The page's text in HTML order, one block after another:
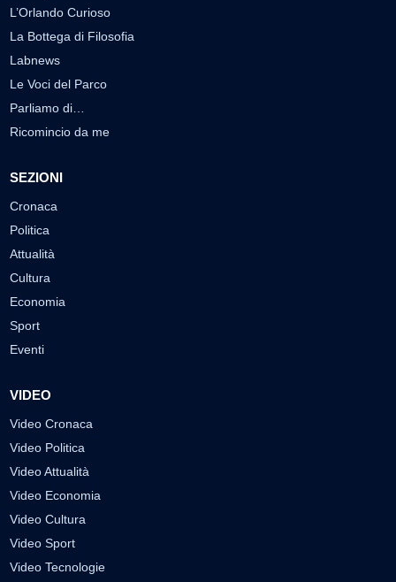
L’Orlando Curioso
La Bottega di Filosofia
Labnews
Le Voci del Parco
Parliamo di…
Ricomincio da me
SEZIONI
Cronaca
Politica
Attualità
Cultura
Economia
Sport
Eventi
VIDEO
Video Cronaca
Video Politica
Video Attualità
Video Economia
Video Cultura
Video Sport
Video Tecnologie